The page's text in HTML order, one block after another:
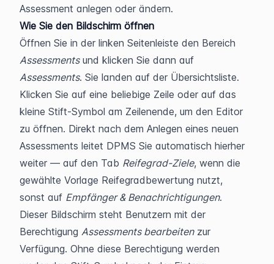
Assessment anlegen oder ändern.
Wie Sie den Bildschirm öffnen
Assessments
Assessments. Sie landen auf der Übersichtsliste.
Klicken Sie auf eine beliebige Zeile oder auf das
kleine Stift-Symbol am Zeilenende, um den Editor
zu öffnen. Direkt nach dem Anlegen eines neuen
Assessments leitet DPMS Sie automatisch hierher
weiter — auf den Tab Reifegrad-Ziele, wenn die
gewählte Vorlage Reifegradbewertung nutzt,
sonst auf Empfänger & Benachrichtigungen.
Dieser Bildschirm steht Benutzern mit der
Berechtigung Assessments bearbeiten zur
Verfügung. Ohne diese Berechtigung werden